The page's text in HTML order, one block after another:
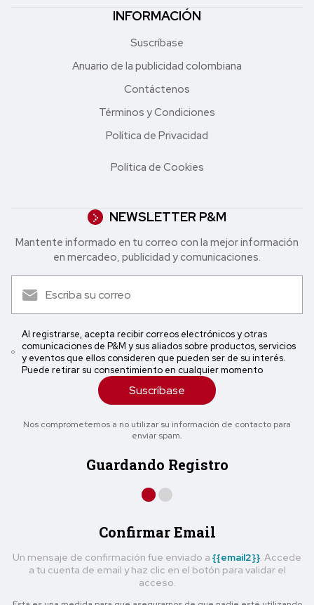
INFORMACIÓN
Suscríbase
Anuario de la publicidad colombiana
Contáctenos
Términos y Condiciones
Política de Privacidad
Política de Cookies
NEWSLETTER P&M
Mantente informado en tu correo con la mejor in formación
en mercadeo, publicidad y comunicaciones.
Al registrarse, acepta recibir correos electrónicos y otras
comunicaciones de P&M y sus aliados sobre productos, servicios
y eventos que ellos consideren que pueden ser de su interés.
Puede retirar su consentimiento en cualquier momento
Suscríbase
Nos comprometemos a no utilizar su información de contacto para
enviar spam.
Guardando Registro
Confirmar Email
Un mensaje de confirmación fue enviado a {{email2}} . Accede
a tu cuenta de email y haz clic en el botón para validar el
acceso.